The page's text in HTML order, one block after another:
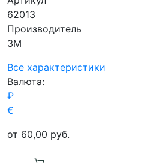
62013
Производитель
3M
Все характеристики
Валюта:
₽
€
от 60,00 руб.